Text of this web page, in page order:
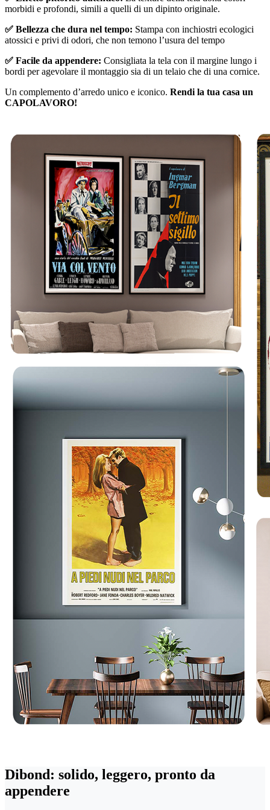
morbidi e profondi, simili a quelli di un dipinto originale.
✅ Bellezza che dura nel tempo: Stampa con inchiostri ecologici
atossici e privi di odori, che non temono l’usura del tempo
✅ Facile da appendere: Consigliata la tela con il margine lungo i
bordi per agevolare il montaggio sia di un telaio che di una cornice.
Un complemento d’arredo unico e iconico. Rendi la tua casa un
CAPOLAVORO!
Dibond: solido, leggero, pronto da
appendere